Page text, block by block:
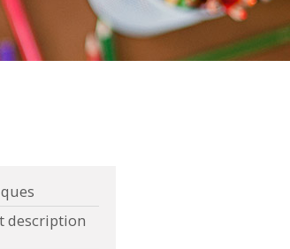
description